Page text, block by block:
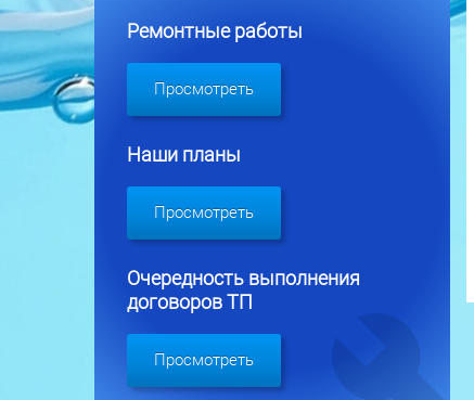
Ремонтные работы
Просмотреть
Наши планы
Просмотреть
Очередность выполнения
договоров ТП
Просмотреть